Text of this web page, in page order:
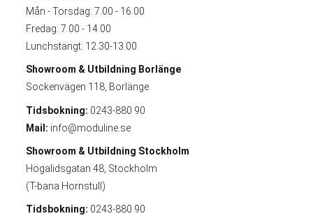
Mån - Torsdag: 7.00 - 16.00
Fredag: 7.00 - 14.00
Lunchstängt: 12.30-13.00
Showroom & Utbildning Borlänge
Sockenvägen 118, Borlänge
Tidsbokning: 0243-880 90
Mail: info@moduline.se
Showroom & Utbildning Stockholm
Högalidsgatan 48, Stockholm
(T-bana Hornstull)
Tidsbokning: 0243-880 90